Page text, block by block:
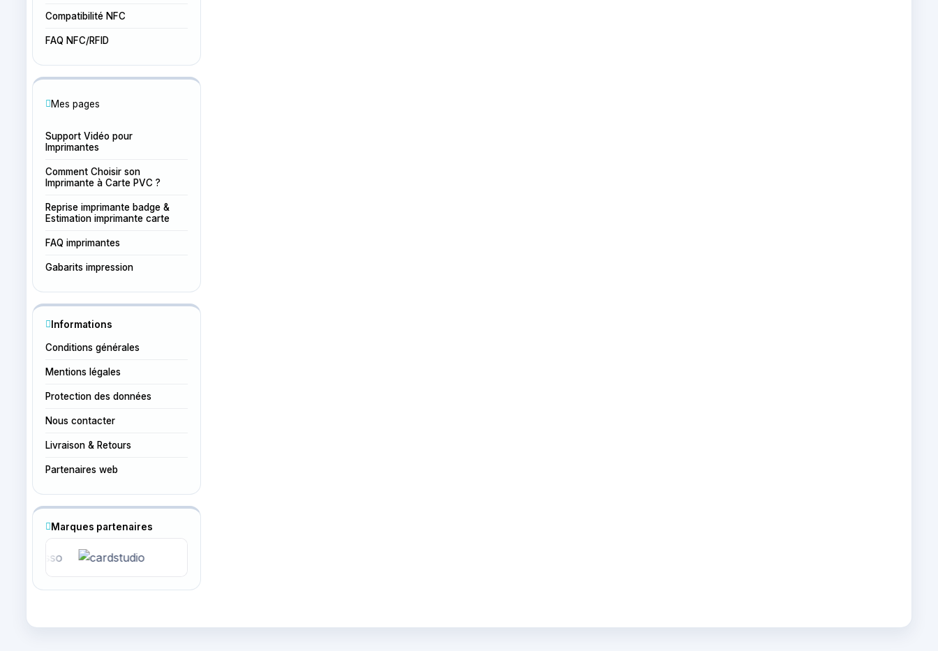
Compatibilité NFC
FAQ NFC/RFID
Mes pages
Support Vidéo pour
Imprimantes
Comment Choisir son
Imprimante à Carte PVC ?
Reprise imprimante badge &
Estimation imprimante carte
FAQ imprimantes
Gabarits impression
Informations
Conditions générales
Mentions légales
Protection des données
Nous contacter
Livraison & Retours
Partenaires web
Marques partenaires